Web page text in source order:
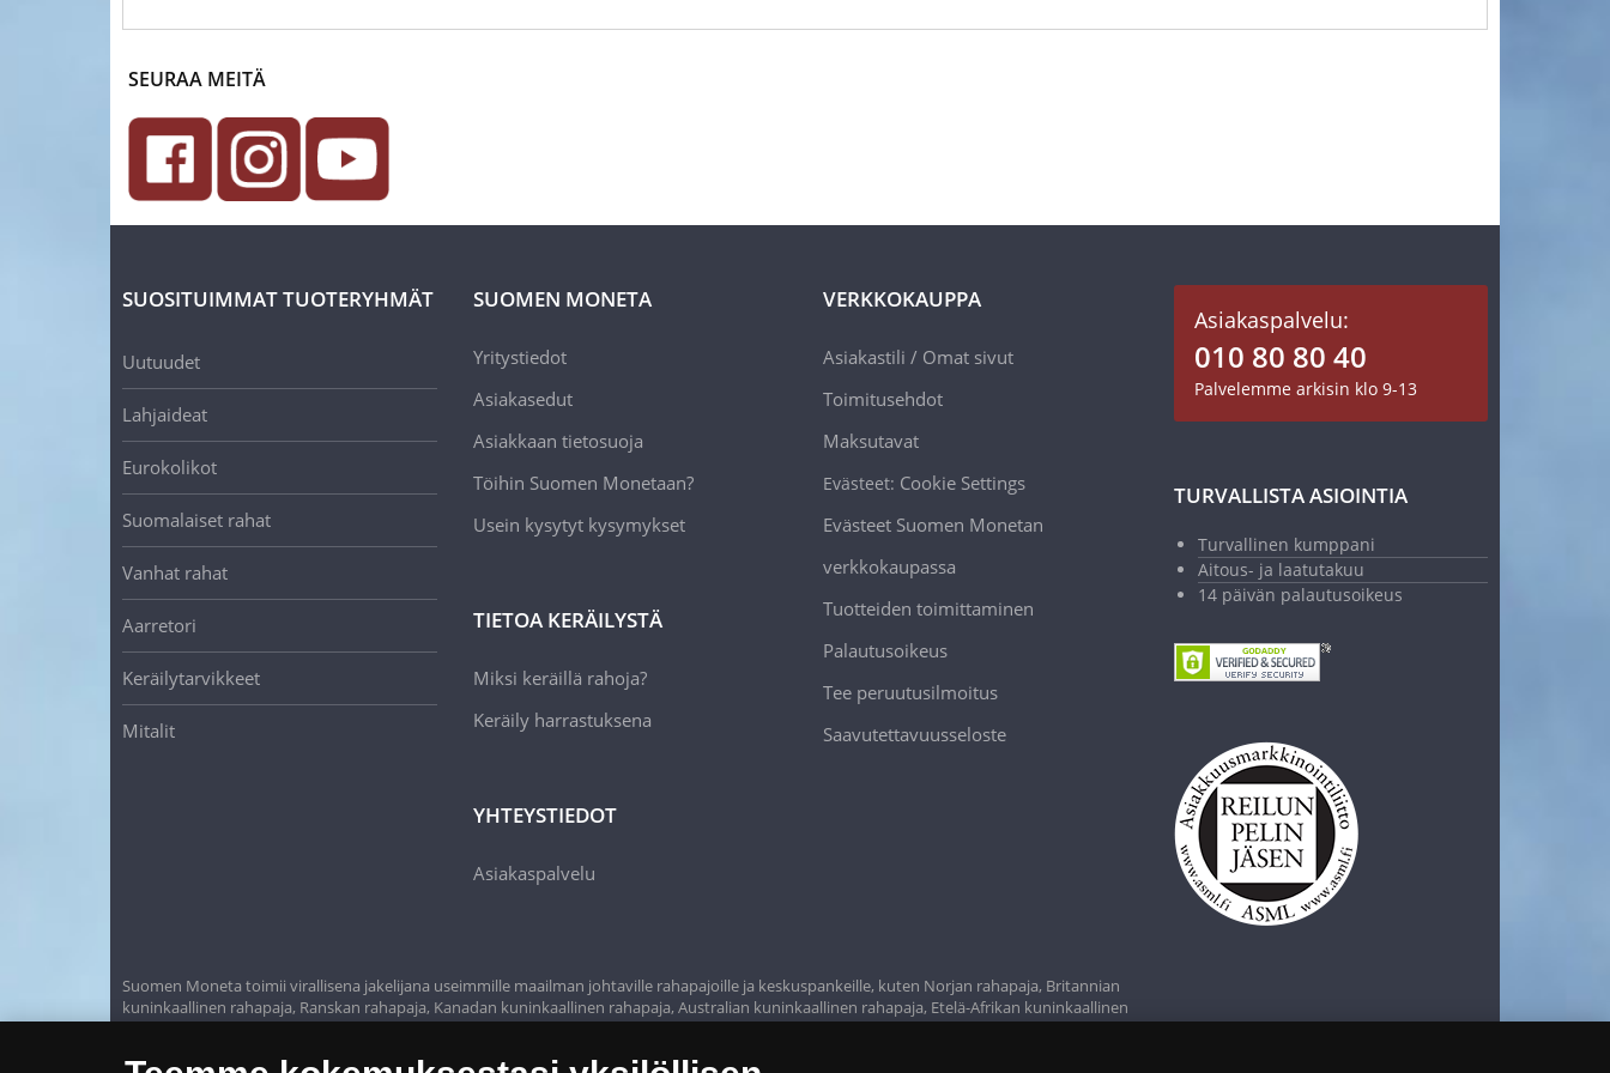
SEURAA MEITÄ
SUOSITUIMMAT TUOTERYHMÄT
Uutuudet
Lahjaideat
Eurokolikot
Suomalaiset rahat
Vanhat rahat
Aarretori
Keräilytarvikkeet
Mitalit
SUOMEN MONETA
Yritystiedot
Asiakasedut
Asiakkaan tietosuoja
Töihin Suomen Monetaan?
Usein kysytyt kysymykset
TIETOA KERÄILYSTÄ
Miksi keräillä rahoja?
Keräily harrastuksena
YHTEYSTIEDOT
Asiakaspalvelu
VERKKOKAUPPA
Asiakastili / Omat sivut
Toimitusehdot
Maksutavat
Evästeet: Cookie Settings
Evästeet Suomen Monetan
verkkokaupassa
Tuotteiden toimittaminen
Palautusoikeus
Tee peruutusilmoitus
Saavutettavuusseloste
Asiakaspalvelu:
010 80 80 40
Palvelemme arkisin klo 9-13
TURVALLISTA ASIOINTIA
Turvallinen kumppani
Aitous- ja laatutakuu
14 päivän palautusoikeus
Suomen Moneta toimii virallisena jakelijana useimmille maailman johtaville rahapajoille ja keskuspankeille, kuten Norjan rahapaja, Britannian
kuninkaallinen rahapaja, Ranskan rahapaja, Kanadan kuninkaallinen rahapaja, Australian kuninkaallinen rahapaja, Etelä-Afrikan kuninkaallinen
rahapaja, Itävallan rahapaja, Alankomaiden kuninkaallinen rahapaja, Espanjan kuninkaallinen rahapaja ja monet muut.